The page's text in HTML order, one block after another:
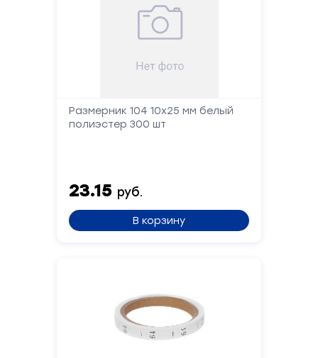
Размерник 104 10x25 мм белый
полиэстер 300 шт
23.15 руб.
В корзину
связи
Заполните